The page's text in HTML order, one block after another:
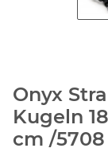
Onyx
Kugeln
cm /5708